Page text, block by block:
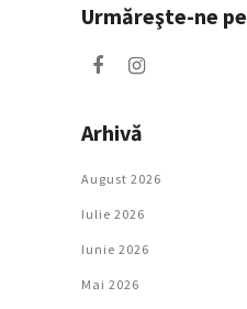
Urmăreşte-ne pe
Arhivă
August 2026
Iulie 2026
Iunie 2026
Mai 2026